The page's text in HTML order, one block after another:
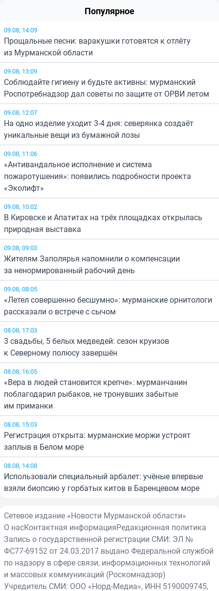
Популярное
09.08, 14:09
Прощальные песни: варакушки готовятся к отлёту
из Мурманской области
09.08, 13:09
Соблюдайте гигиену и будьте активны: мурманский
Роспотребнадзор дал советы по защите от ОРВИ летом
09.08, 12:07
На одно изделие уходит 3-4 дня: северянка создаёт
уникальные вещи из бумажной лозы
09.08, 11:06
«Антивандальное исполнение и система
пожаротушения»: появились подробности проекта
«Эколифт»
09.08, 10:02
В Кировске и Апатитах на трёх площадках открылась
природная выставка
09.08, 09:03
Жителям Заполярья напомнили о компенсации
за ненормированный рабочий день
09.08, 08:05
«Летел совершенно бесшумно»: мурманские орнитологи
рассказали о встрече с сычом
08.08, 17:03
3 свадьбы, 5 белых медведей: сезон круизов
к Северному полюсу завершён
08.08, 16:05
«Вера в людей становится крепче»: мурманчанин
поблагодарил рыбаков, не тронувших забытые
им приманки
08.08, 15:03
Регистрация открыта: мурманские моржи устроят
заплыв в Белом море
08.08, 14:08
Использовали специальный арбалет: учёные впервые
взяли биопсию у горбатых китов в Баренцевом море
Сетевое издание «Новости Мурманской области»
О насКонтактная информацияРедакционная политика
Запись о государственной регистрации СМИ: ЭЛ №
ФС77-69152 от 24.03.2017 выдано Федеральной службой
по надзору в сфере связи, информационных технологий
и массовых коммуникаций (Роскомнадзор)
Учредитель СМИ: ООО «Норд-Медиа», ИНН 5190009745,